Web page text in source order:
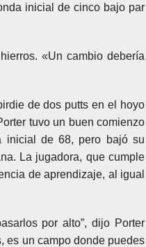
inicial de cinco bajo par
«Un cambio debería
de dos putts en el hoyo
tuvo un buen comienzo
inicial de 68, pero bajó su
La jugadora, que cumple
de aprendizaje, al igual
por alto”, dijo Porter
es un campo donde puedes